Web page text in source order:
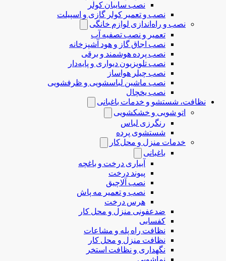
نصب سایبان کولر
نصب و تعمیر کولر گازی و اسپیلت
نصب و راه‌اندازی لوازم خانگی
تعمیر و نصب تصفیه آب
نصب اجاق گاز و هود آشپزخانه
نصب پرده هوشمند و برقی
نصب تلویزیون دیواری و پایه‌دار
نصب چیلر هواساز
نصب ماشین لباسشویی و ظرفشویی
نصب یخچال
نظافت، شستشو و خدمات باغبانی
اتو شویی و خشکشویی
رنگرزی لباس
شستشوی پرده
خدمات منزل و محل‌کار
باغبانی
آبیاری درخت و باغچه
پیوند درخت
نصب آلاچیق
نصب و تعمیر مه پاش
هرس درخت
ضدعفونی منزل و محل کار
کفسابی
نظافت راه پله و مشاعات
نظافت منزل و محل کار
نگهداری و نظافت استخر
نماشویی